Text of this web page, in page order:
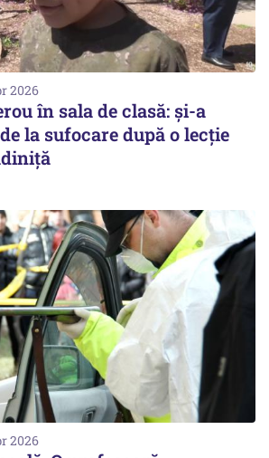
2026
în sala de clasă: și-a
la sufocare după o lecție
2026